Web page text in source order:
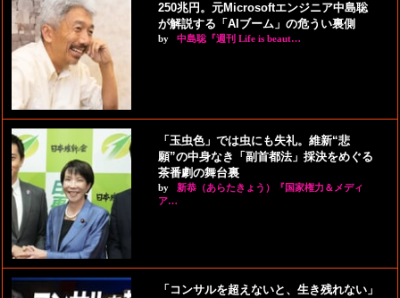
250兆円。元Microsoftエンジニア中島聡
が解説する「AIブーム」の危うい裏側
by 中島聡『週刊 Life is beaut…
「玉虫色」では虫にも失礼。維新“悲
願”の中身なき「副首都法」採決をめぐる
茶番劇の舞台裏
by
新恭（あらたきょう）『国家権力＆メディ
ア…
「コンサルを超えないと、生き残れない」